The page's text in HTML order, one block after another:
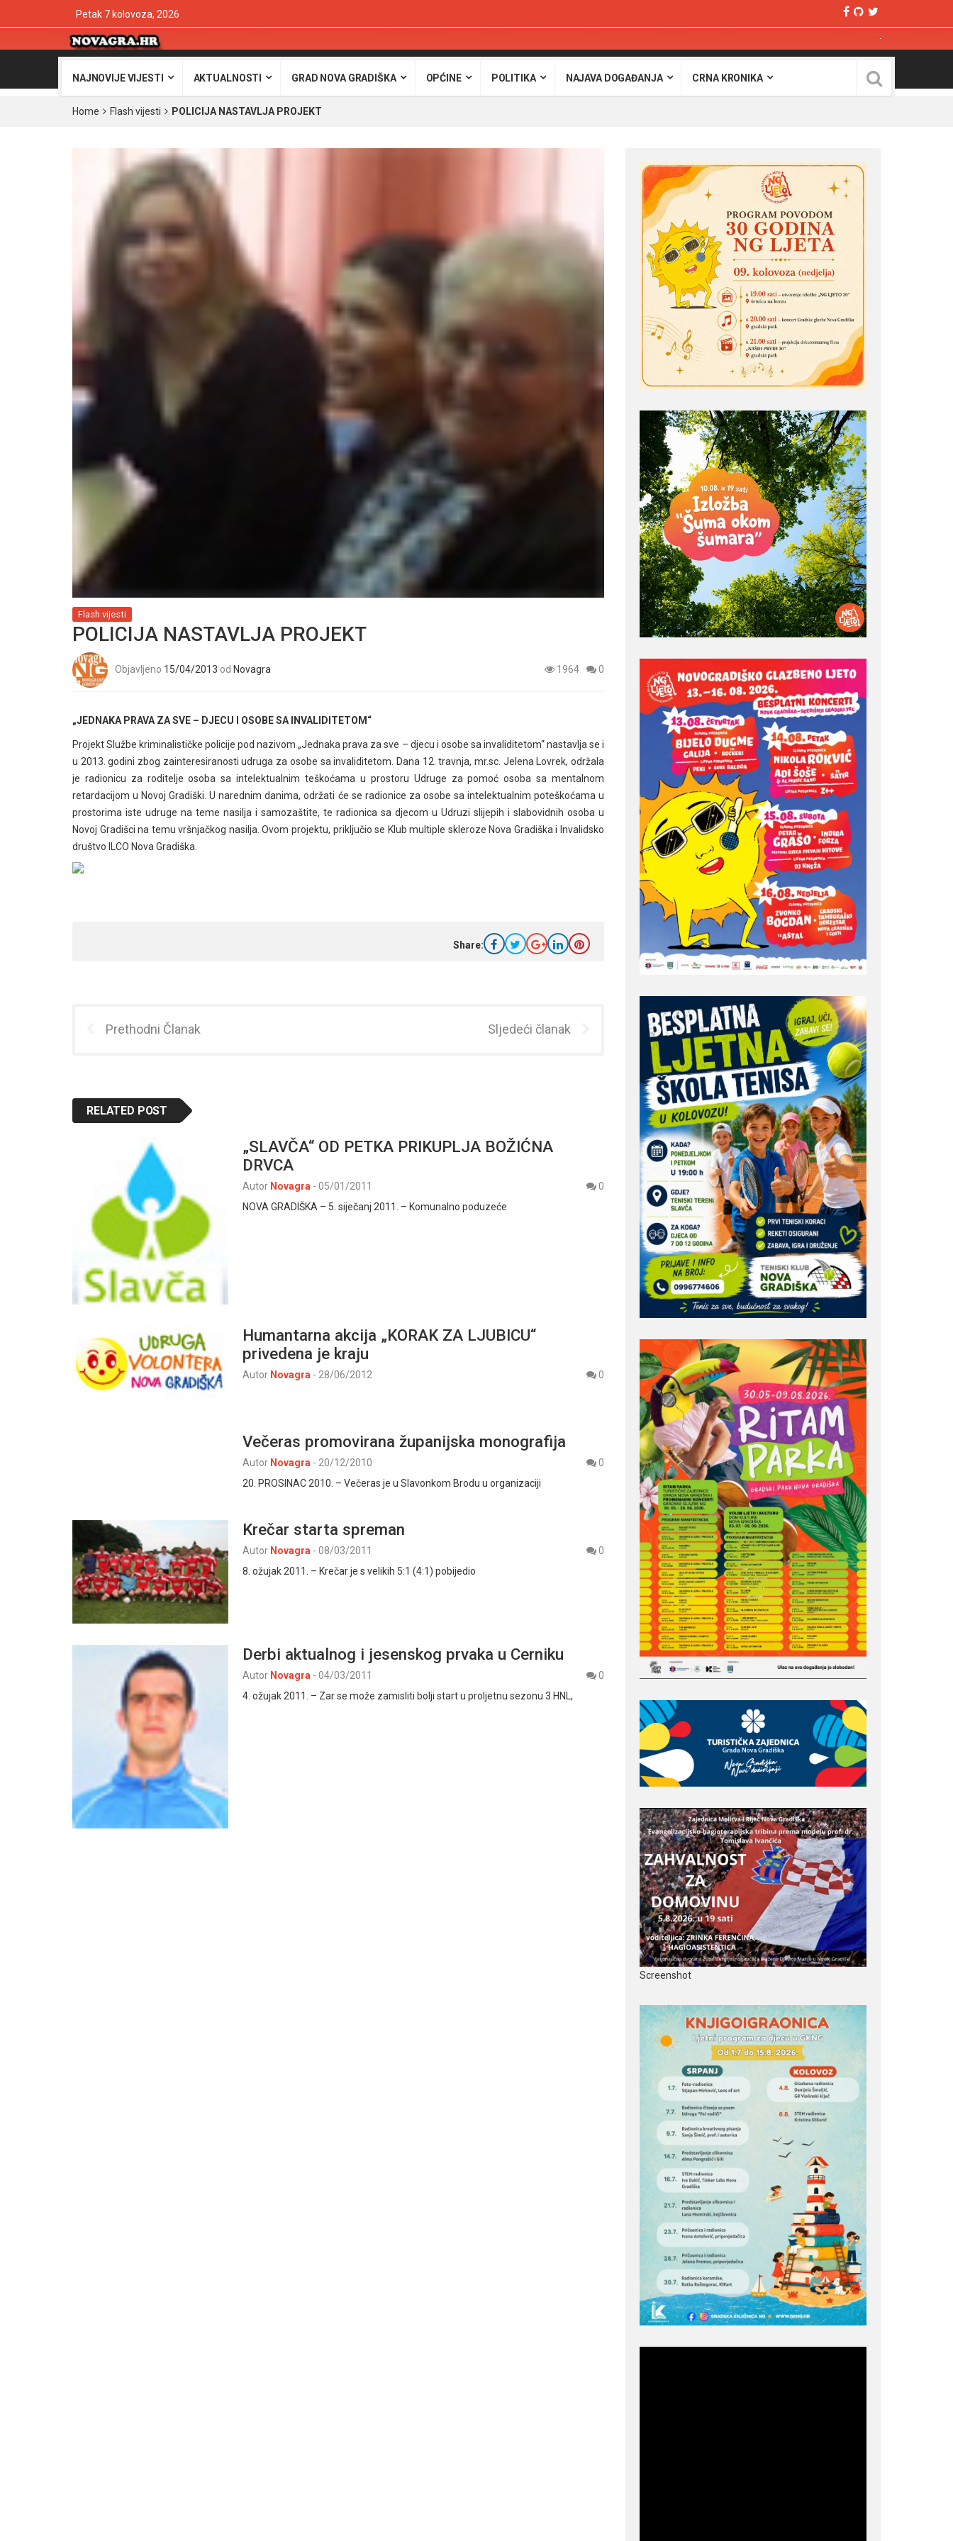
Petak 7 kolovoza, 2026
NAJNOVIJE VIJESTI AKTUALNOSTI GRAD NOVA GRADIŠKA OPĆINE POLITIKA NAJAVA DOGAĐANJA CRNA KRONIKA
Home Flash vijesti POLICIJA NASTAVLJA PROJEKT
Flash vijesti
POLICIJA NASTAVLJA PROJEKT
Objavljeno 15/04/2013 od Novagra 1964 0
„JEDNAKA PRAVA ZA SVE – DJECU I OSOBE SA INVALIDITETOM“
Projekt Službe kriminalističke policije pod nazivom „Jednaka prava za sve – djecu i osobe sa invaliditetom“ nastavlja se i
u 2013. godini zbog zainteresiranosti udruga za osobe sa invaliditetom. Dana 12. travnja, mr.sc. Jelena Lovrek, održala
je radionicu za roditelje osoba sa intelektualnim teškoćama u prostoru Udruge za pomoć osoba sa mentalnom
retardacijom u Novoj Gradiški. U narednim danima, održati će se radionice za osobe sa intelektualnim poteškoćama u
prostorima iste udruge na teme nasilja i samozaštite, te radionica sa djecom u Udruzi slijepih i slabovidnih osoba u
Novoj Gradišci na temu vršnjačkog nasilja. Ovom projektu, priključio se Klub multiple skleroze Nova Gradiška i Invalidsko
društvo ILCO Nova Gradiška.
Share:
Prethodni Članak Sljedeći članak
RELATED POST
„SLAVČA“ OD PETKA PRIKUPLJA BOŽIĆNA
DRVCA
Autor Novagra - 05/01/2011
0
NOVA GRADIŠKA – 5. siječanj 2011. – Komunalno poduzeće
Humantarna akcija „KORAK ZA LJUBICU“
privedena je kraju
Autor Novagra - 28/06/2012 0
Večeras promovirana županijska monografija
Autor Novagra - 20/12/2010
0
20. PROSINAC 2010. – Večeras je u Slavonkom Brodu u organizaciji
Krečar starta spreman
Autor Novagra - 08/03/2011
0
8. ožujak 2011. – Krečar je s velikih 5:1 (4:1) pobijedio
Derbi aktualnog i jesenskog prvaka u Cerniku
Autor Novagra - 04/03/2011
0
4. ožujak 2011. – Zar se može zamisliti bolji start u proljetnu sezonu 3.HNL,
Screenshot